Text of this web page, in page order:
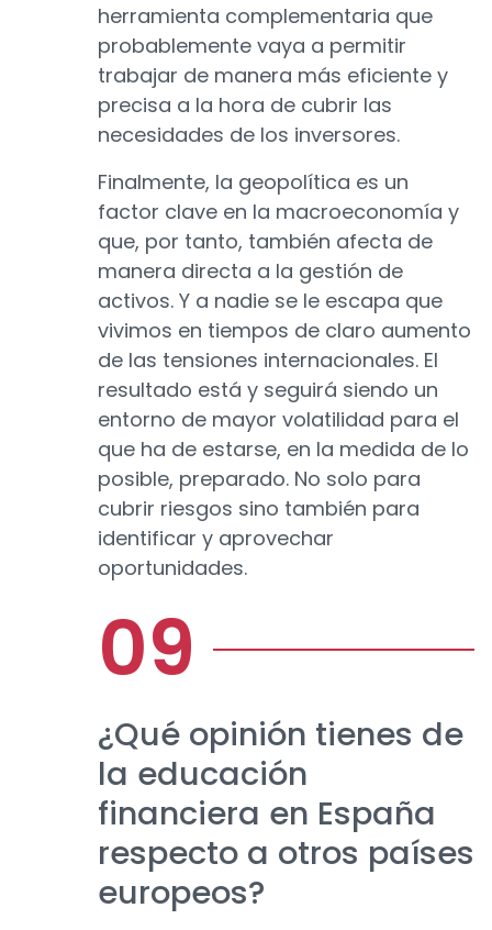
herramienta complementaria que
probablemente vaya a permitir
trabajar de manera más eficiente y
precisa a la hora de cubrir las
necesidades de los inversores.
Finalmente, la geopolítica es un
factor clave en la macroeconomía y
que, por tanto, también afecta de
manera directa a la gestión de
activos. Y a nadie se le escapa que
vivimos en tiempos de claro aumento
de las tensiones internacionales. El
resultado está y seguirá siendo un
entorno de mayor volatilidad para el
que ha de estarse, en la medida de lo
posible, preparado. No solo para
cubrir riesgos sino también para
identificar y aprovechar
oportunidades.
¿Qué opinión tienes de
la educación
financiera en España
respecto a otros países
europeos?